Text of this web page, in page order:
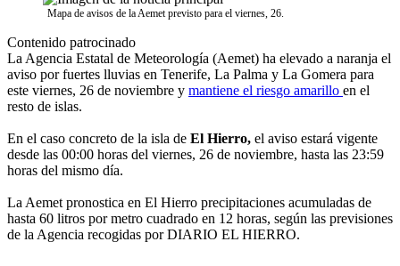
Mapa de avisos de la Aemet previsto para el viernes, 26.
Contenido patrocinado
La Agencia Estatal de Meteorología (Aemet) ha elevado a naranja el
aviso por fuertes lluvias en Tenerife, La Palma y La Gomera para
este viernes, 26 de noviembre y mantiene el riesgo amarillo en el
resto de islas.
En el caso concreto de la isla de El Hierro, el aviso estará vigente
desde las 00:00 horas del viernes, 26 de noviembre, hasta las 23:59
horas del mismo día.
La Aemet pronostica en El Hierro precipitaciones acumuladas de
hasta 60 litros por metro cuadrado en 12 horas, según las previsiones
de la Agencia recogidas por DIARIO EL HIERRO.